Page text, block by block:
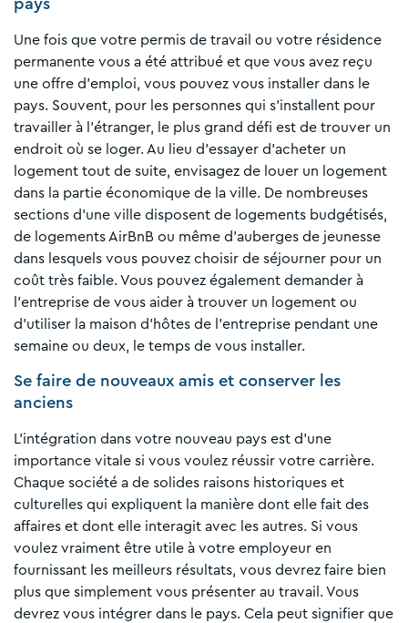
pays
Une fois que votre permis de travail ou votre résidence
permanente vous a été attribué et que vous avez reçu
une offre d'emploi, vous pouvez vous installer dans le
pays. Souvent, pour les personnes qui s'installent pour
travailler à l'étranger, le plus grand défi est de trouver un
endroit où se loger. Au lieu d'essayer d'acheter un
logement tout de suite, envisagez de louer un logement
dans la partie économique de la ville. De nombreuses
sections d'une ville disposent de logements budgétisés,
de logements AirBnB ou même d'auberges de jeunesse
dans lesquels vous pouvez choisir de séjourner pour un
coût très faible. Vous pouvez également demander à
l'entreprise de vous aider à trouver un logement ou
d'utiliser la maison d'hôtes de l'entreprise pendant une
semaine ou deux, le temps de vous installer.
Se faire de nouveaux amis et conserver les
anciens
L'intégration dans votre nouveau pays est d'une
importance vitale si vous voulez réussir votre carrière.
Chaque société a de solides raisons historiques et
culturelles qui expliquent la manière dont elle fait des
affaires et dont elle interagit avec les autres. Si vous
voulez vraiment être utile à votre employeur en
fournissant les meilleurs résultats, vous devrez faire bien
plus que simplement vous présenter au travail. Vous
devrez vous intégrer dans le pays. Cela peut signifier que